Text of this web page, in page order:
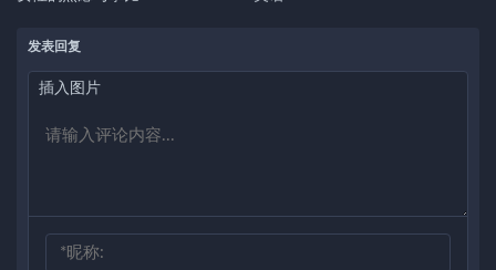
发表回复
插入图片